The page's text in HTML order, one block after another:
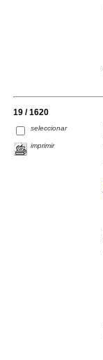
19 / 1620
seleccionar
imprimir